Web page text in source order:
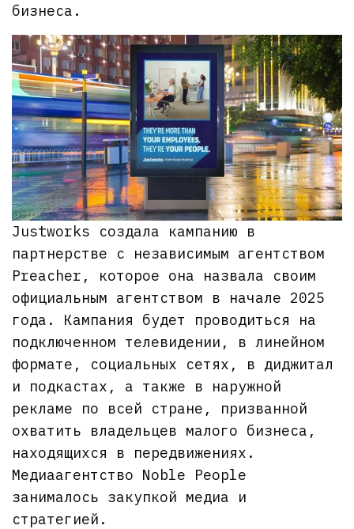
бизнеса.
Justworks создала кампанию в
партнерстве с независимым агентством
Preacher, которое она назвала своим
официальным агентством в начале 2025
года. Кампания будет проводиться на
подключенном телевидении, в линейном
формате, социальных сетях, в диджитал
и подкастах, а также в наружной
рекламе по всей стране, призванной
охватить владельцев малого бизнеса,
находящихся в передвижениях.
Медиаагентство Noble People
занималось закупкой медиа и
стратегией.